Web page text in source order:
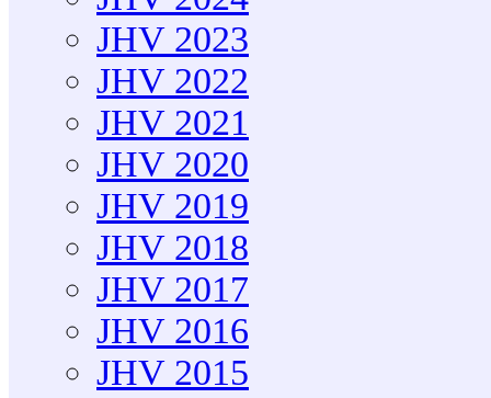
JHV 2023
JHV 2022
JHV 2021
JHV 2020
JHV 2019
JHV 2018
JHV 2017
JHV 2016
JHV 2015